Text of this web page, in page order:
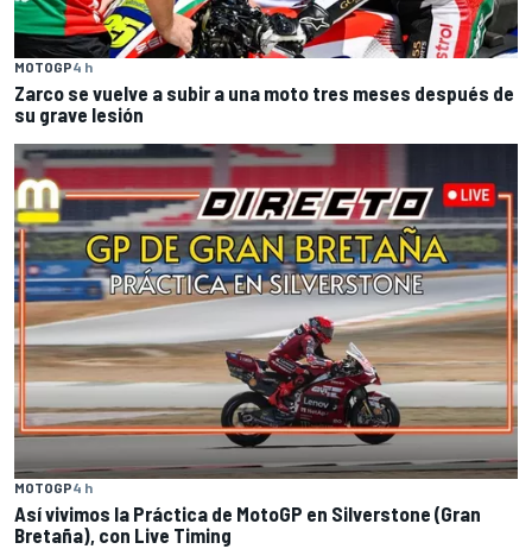
MOTOGP4 h
Zarco se vuelve a subir a una moto tres meses después de
su grave lesión
MOTOGP4 h
Así vivimos la Práctica de MotoGP en Silverstone (Gran
Bretaña), con Live Timing